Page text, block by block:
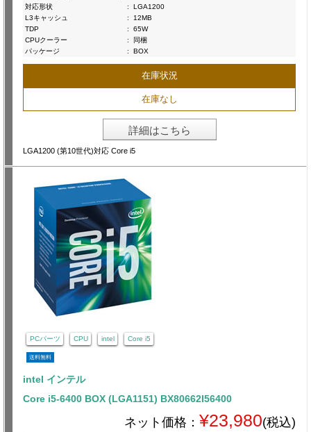
対応形状
:
LGA1200
L3キャッシュ
:
12MB
TDP
:
65W
CPUクーラー
:
同梱
パッケージ
: BOX
在庫状況
在庫なし
詳細はこちら
LGA1200 (第10世代)対応 Core i5
PCパーツ CPU intel Core i5
送料無料
intel インテル
Core i5-6400 BOX (LGA1151) BX80662I56400
ネット価格： ¥23,980(税込)